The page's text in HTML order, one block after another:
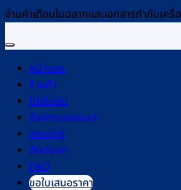
อ่านคำเตือนในฉลากและเอกสารกำกับเค
หน้าแรก
ร้านค้า
โปรโมชัน
ช้อปตามแบรนด์
สาระน่ารู้
ติดต่อเรา
FAQ
ขอใบเสนอราคา